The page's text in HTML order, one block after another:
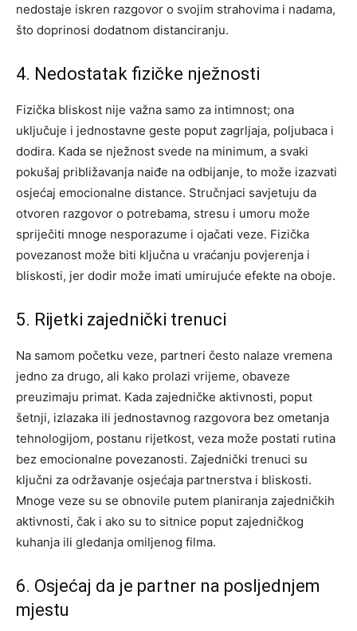
nedostaje iskren razgovor o svojim strahovima i nadama,
što doprinosi dodatnom distanciranju.
4. Nedostatak fizičke nježnosti
Fizička bliskost nije važna samo za intimnost; ona
uključuje i jednostavne geste poput zagrljaja, poljubaca i
dodira. Kada se nježnost svede na minimum, a svaki
pokušaj približavanja naiđe na odbijanje, to može izazvati
osjećaj emocionalne distance. Stručnjaci savjetuju da
otvoren razgovor o potrebama, stresu i umoru može
spriječiti mnoge nesporazume i ojačati veze. Fizička
povezanost može biti ključna u vraćanju povjerenja i
bliskosti, jer dodir može imati umirujuće efekte na oboje.
5. Rijetki zajednički trenuci
Na samom početku veze, partneri često nalaze vremena
jedno za drugo, ali kako prolazi vrijeme, obaveze
preuzimaju primat. Kada zajedničke aktivnosti, poput
šetnji, izlazaka ili jednostavnog razgovora bez ometanja
tehnologijom, postanu rijetkost, veza može postati rutina
bez emocionalne povezanosti. Zajednički trenuci su
ključni za održavanje osjećaja partnerstva i bliskosti.
Mnoge veze su se obnovile putem planiranja zajedničkih
aktivnosti, čak i ako su to sitnice poput zajedničkog
kuhanja ili gledanja omiljenog filma.
6. Osjećaj da je partner na posljednjem
mjestu